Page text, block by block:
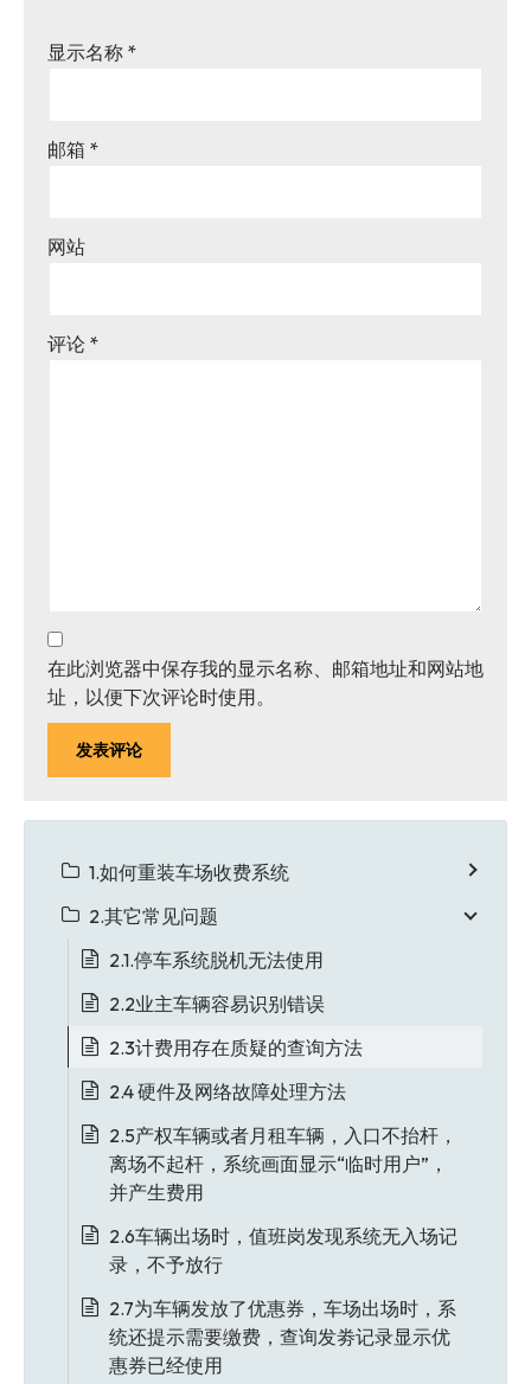
显示名称 *
邮箱 *
网站
评论 *
在此浏览器中保存我的显示名称、邮箱地址和网站地
址，以便下次评论时使用。
1.如何重装车场收费系统
2.其它常见问题
2.1.停车系统脱机无法使用
2.2业主车辆容易识别错误
2.3计费用存在质疑的查询方法
2.4 硬件及网络故障处理方法
2.5产权车辆或者月租车辆，入口不抬杆，
离场不起杆，系统画面显示“临时用户”，
并产生费用
2.6车辆出场时，值班岗发现系统无入场记
录，不予放行
2.7为车辆发放了优惠券，车场出场时，系
统还提示需要缴费，查询发劵记录显示优
惠券已经使用